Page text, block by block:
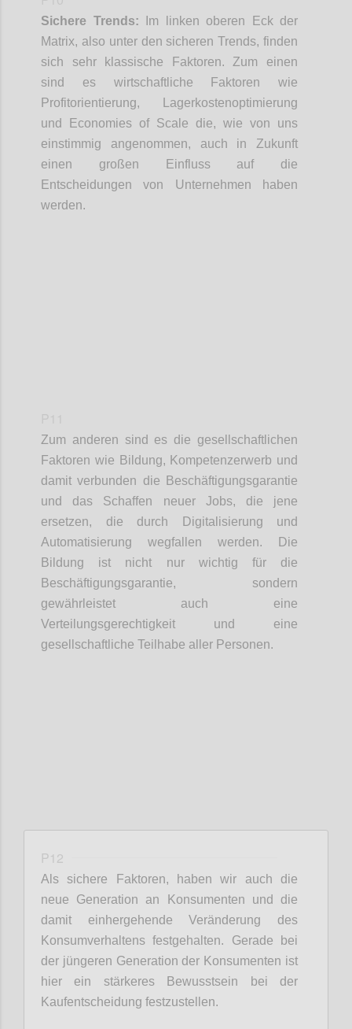
Sichere Trends: Im linken oberen Eck der
Matrix, also unter den sicheren Trends, finden
sich sehr klassische Faktoren. Zum einen
sind eswirtschaftliche Faktoren
wie
Profitorientierung, Lagerkostenoptimierung
und
Economies of Scale die, wie von uns
einstimmig angenommen, auch in Zukunft
einen großen Einfluss auf die
Entscheidungen von Unternehmen haben
werden.
Zum anderen sind es die gesellschaftlichen
Faktoren wie Bildung, Kompetenzerwerb und
damit verbunden die Beschäftigungsgarantie
und das Schaffen neuer Jobs, die jene
ersetzen, die durch Digitalisierung und
Automatisierung wegfallen werden.
Die
Bildung ist nicht nur wichtig für die
Beschäftigungsgarantie, sondern
gewährleistet auch eine
Verteilungsgerechtigkeit und eine
gesellschaftliche Teilhabe aller Personen.
P12
Als sichere Faktoren, haben wir auch die
neue Generation an Konsumenten und die
damit einhergehende Veränderung des
Konsumverhaltens festgehalten. Gerade bei
der jüngeren Generation der Konsumenten ist
hier ein stärkeres Bewusstsein bei der
Kaufentscheidung festzustellen.